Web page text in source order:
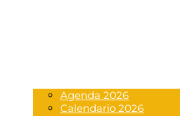
Agenda 2026
Calendario 2026